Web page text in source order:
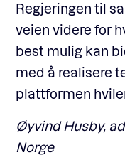
Regjeringen til
veien videre for
best mulig kan
med å realisere
plattformen
Øyvind Husby,
Norge